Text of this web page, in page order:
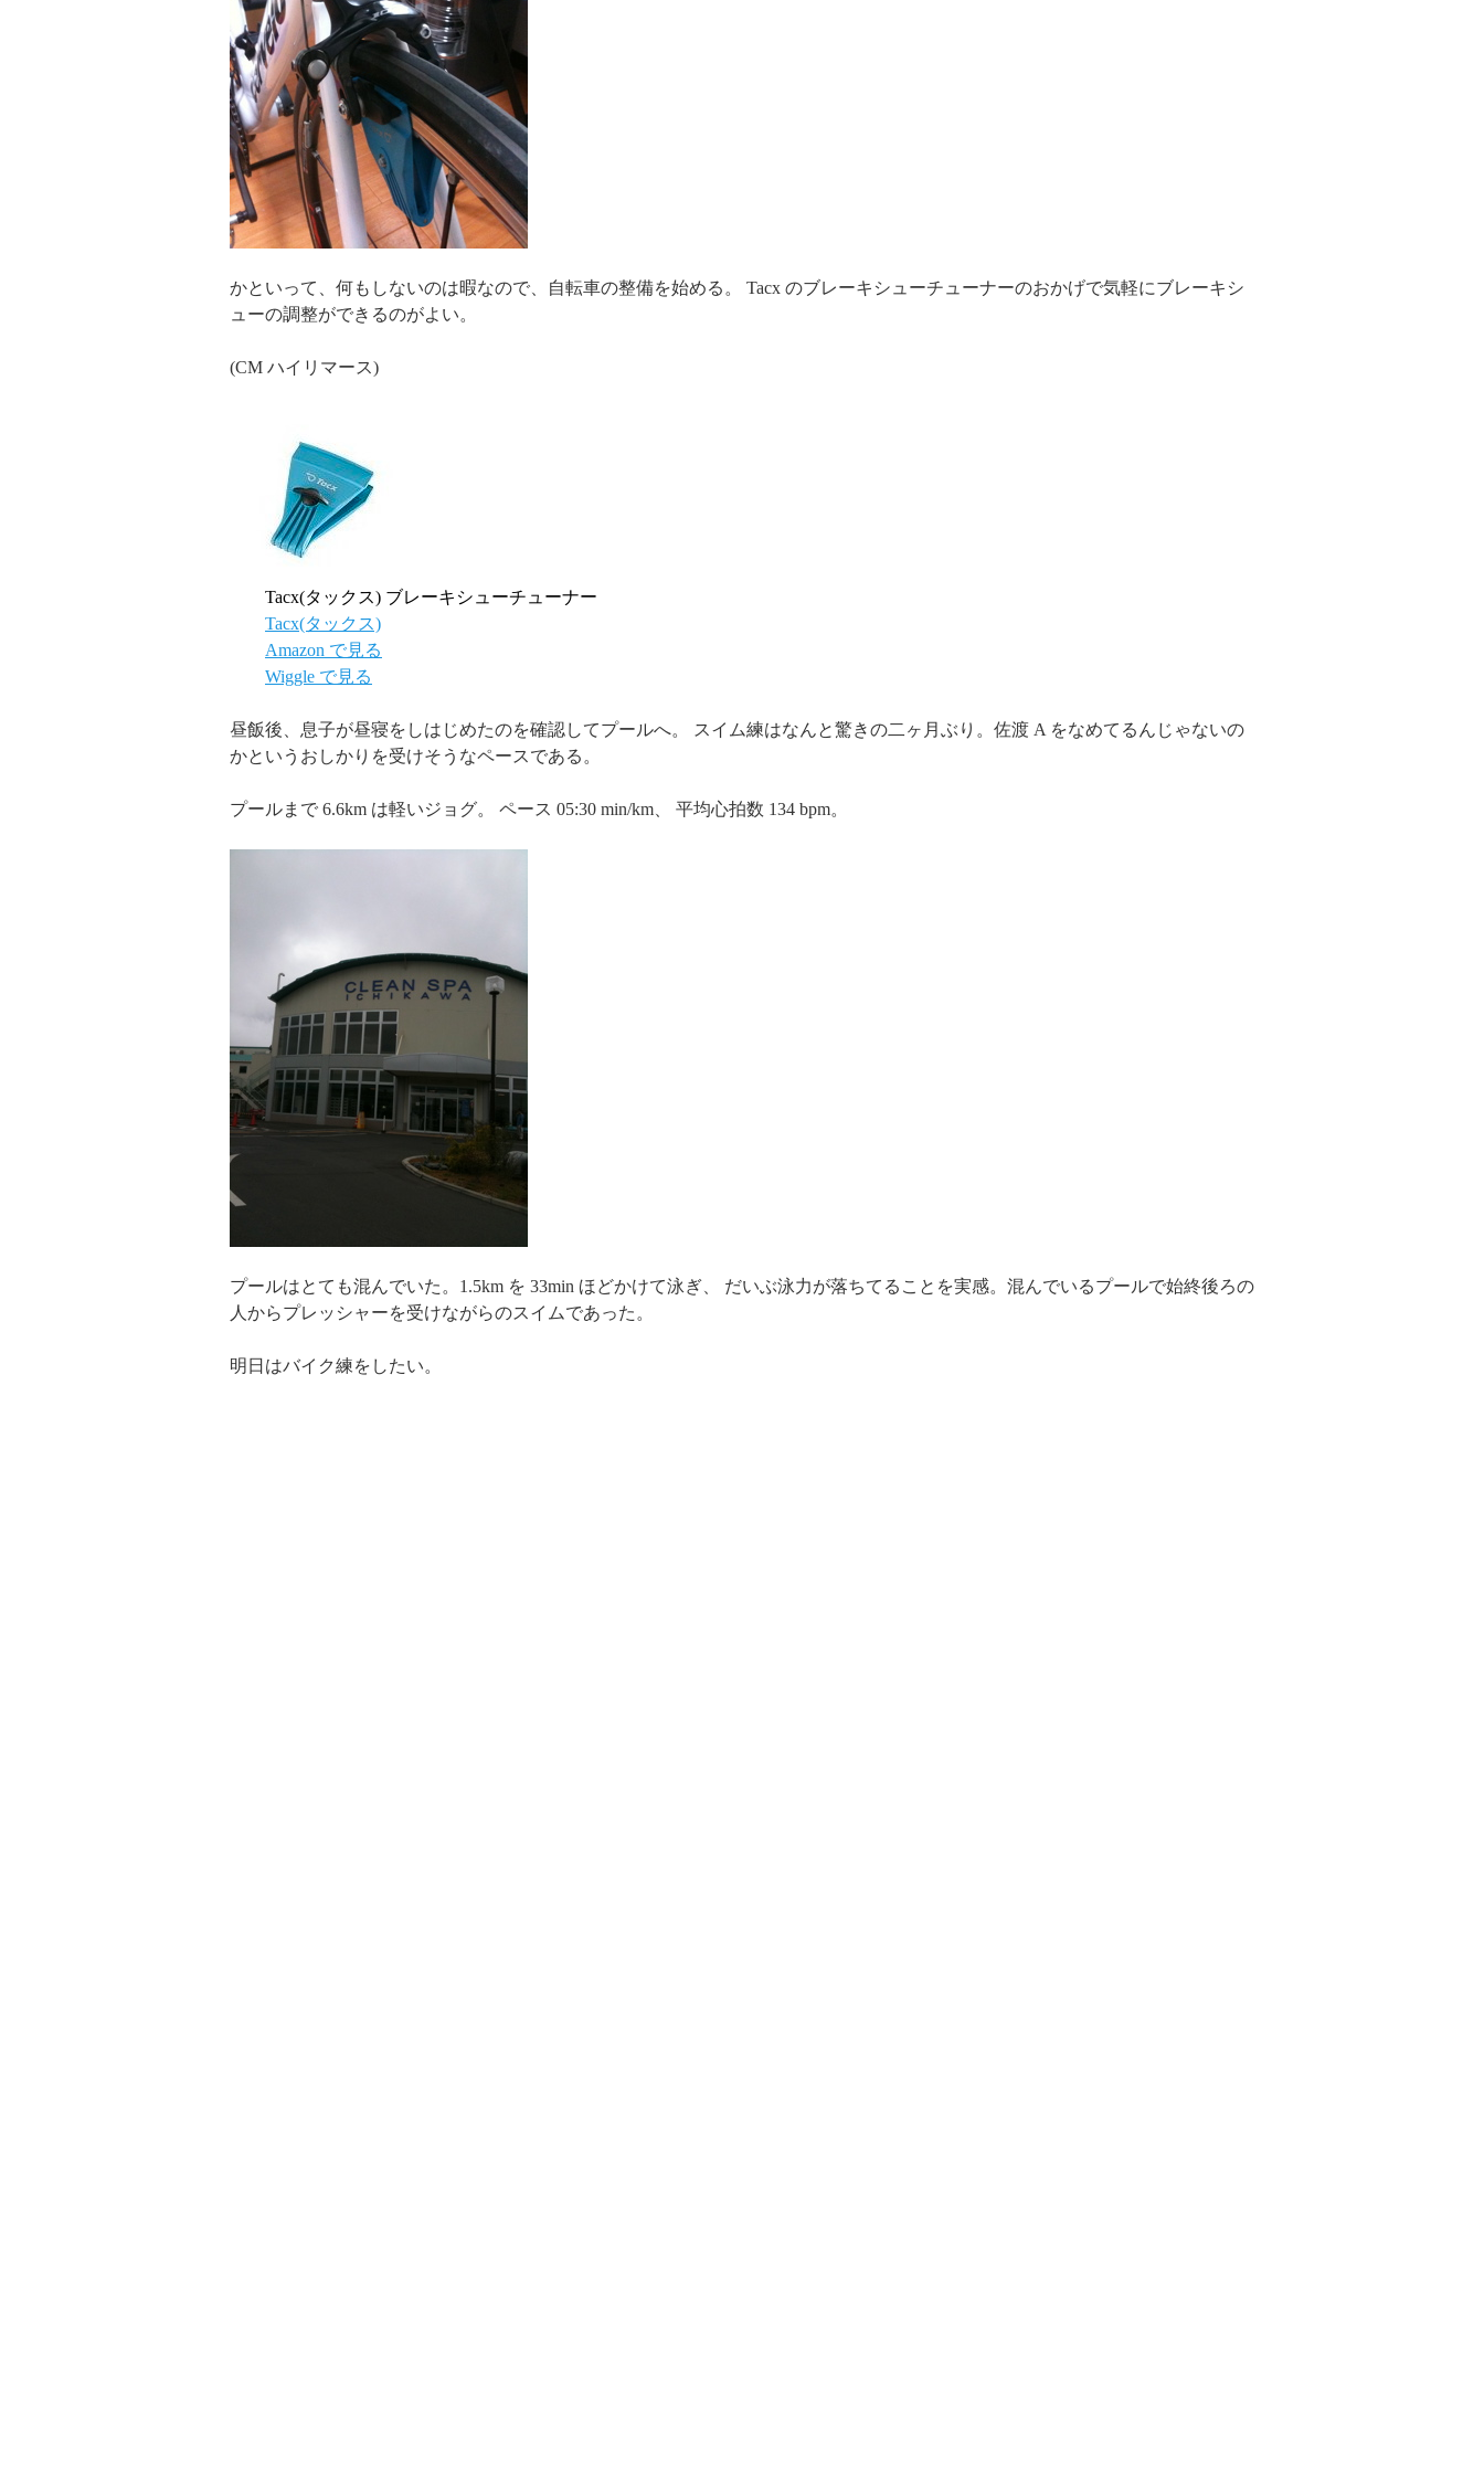
かといって、何もしないのは暇なので、自転車の整備を始める。 Tacx のブレーキシューチューナーのおかげで気軽にブレーキシ
ューの調整ができるのがよい。
(CM ハイリマース)
Tacx(タックス) ブレーキシューチューナー
Tacx(タックス)
Amazon で見る
Wiggle で見る
昼飯後、息子が昼寝をしはじめたのを確認してプールへ。 スイム練はなんと驚きの二ヶ月ぶり。佐渡 A をなめてるんじゃないの
かというおしかりを受けそうなペースである。
プールまで 6.6km は軽いジョグ。 ペース 05:30 min/km、 平均心拍数 134 bpm。
プールはとても混んでいた。1.5km を 33min ほどかけて泳ぎ、 だいぶ泳力が落ちてることを実感。混んでいるプールで始終後ろの
人からプレッシャーを受けながらのスイムであった。
明日はバイク練をしたい。